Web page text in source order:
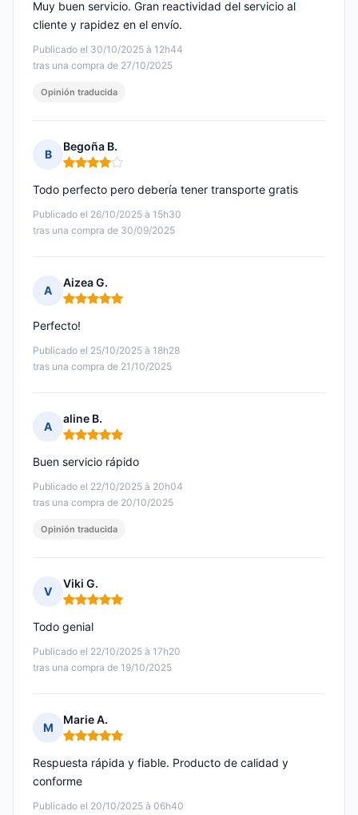
Publicado el 30/10/2025 à 12h44
tras una compra de 27/10/2025
Muy buen servicio. Gran reactividad del servicio al
cliente y rapidez en el envío.
Opinión traducida
B
Begoña B.
Nota: 4 de 5
Publicado el 26/10/2025 à 15h30
tras una compra de 30/09/2025
Todo perfecto pero debería tener transporte gratis
A
Aizea G.
Nota: 5 de 5
Publicado el 25/10/2025 à 18h28
tras una compra de 21/10/2025
Perfecto!
A
aline B.
Nota: 5 de 5
Publicado el 22/10/2025 à 20h04
tras una compra de 20/10/2025
Buen servicio rápido
Opinión traducida
V
Viki G.
Nota: 5 de 5
Publicado el 22/10/2025 à 17h20
tras una compra de 19/10/2025
Todo genial
M
Marie A.
Nota: 5 de 5
Publicado el 20/10/2025 à 06h40
Respuesta rápida y fiable. Producto de calidad y
conforme